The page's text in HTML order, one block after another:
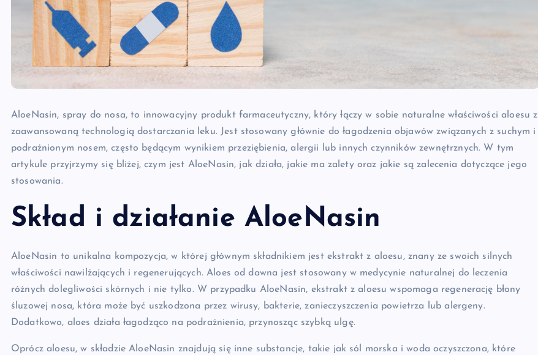
AloeNasin, spray do nosa, to innowacyjny produkt farmaceutyczny, który łączy w sobie naturalne właściwości aloesu z
zaawansowaną technologią dostarczania leku. Jest stosowany głównie do łagodzenia objawów związanych z suchym i
podrażnionym nosem, często będącym wynikiem przeziębienia, alergii lub innych czynników zewnętrznych. W tym
artykule przyjrzymy się bliżej, czym jest AloeNasin, jak działa, jakie ma zalety oraz jakie są zalecenia dotyczące jego
stosowania.
Skład i działanie AloeNasin
AloeNasin to unikalna kompozycja, w której głównym składnikiem jest ekstrakt z aloesu, znany ze swoich silnych
właściwości nawilżających i regenerujących. Aloes od dawna jest stosowany w medycynie naturalnej do leczenia
różnych dolegliwości skórnych i nie tylko. W przypadku AloeNasin, ekstrakt z aloesu wspomaga regenerację błony
śluzowej nosa, która może być uszkodzona przez wirusy, bakterie, zanieczyszczenia powietrza lub alergeny.
Dodatkowo, aloes działa łagodząco na podrażnienia, przynosząc szybką ulgę.
Oprócz aloesu, w składzie AloeNasin znajdują się inne substancje, takie jak sól morska i woda oczyszczona, które